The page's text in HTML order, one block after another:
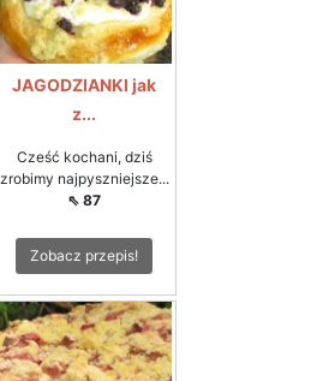
JAGODZIANKI jak
z...
Cześć kochani, dziś
zrobimy najpyszniejsze...
⇖ 87
Zobacz przepis!